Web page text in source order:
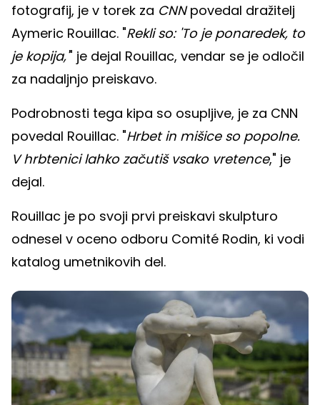
fotografij, je v torek za CNNpovedal dražitelj
Aymeric Rouillac. "Rekli so: 'To je ponaredek, to
je kopija,'" je dejal Rouillac, vendar se je odločil
za nadaljnjo preiskavo.
Podrobnosti tega kipa so osupljive, je za CNN
povedal Rouillac. "Hrbet in mišice so popolne.
V hrbtenici lahko začutiš vsako vretence," je
dejal.
Rouillac je po svoji prvi preiskavi skulpturo
odnesel v oceno odboru Comité Rodin, ki vodi
katalog umetnikovih del.